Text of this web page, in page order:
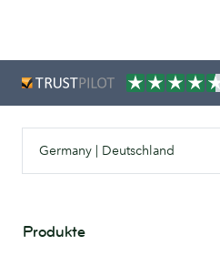
Germany | Deutschland
Produkte